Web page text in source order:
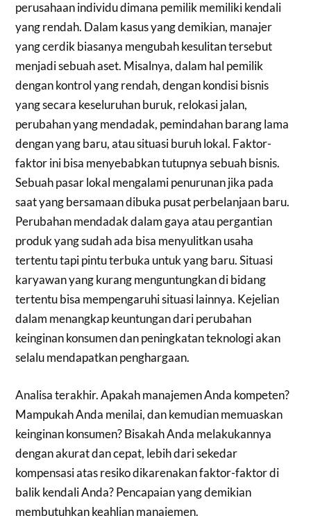
perusahaan individu dimana pemilik memiliki kendali
yang rendah. Dalam kasus yang demikian, manajer
yang cerdik biasanya mengubah kesulitan tersebut
menjadi sebuah aset. Misalnya, dalam hal pemilik
dengan kontrol yang rendah, dengan kondisi bisnis
yang secara keseluruhan buruk, relokasi jalan,
perubahan yang mendadak, pemindahan barang lama
dengan yang baru, atau situasi buruh lokal. Faktor-
faktor ini bisa menyebabkan tutupnya sebuah bisnis.
Sebuah pasar lokal mengalami penurunan jika pada
saat yang bersamaan dibuka pusat perbelanjaan baru.
Perubahan mendadak dalam gaya atau pergantian
produk yang sudah ada bisa menyulitkan usaha
tertentu tapi pintu terbuka untuk yang baru. Situasi
karyawan yang kurang menguntungkan di bidang
tertentu bisa mempengaruhi situasi lainnya. Kejelian
dalam menangkap keuntungan dari perubahan
keinginan konsumen dan peningkatan teknologi akan
selalu mendapatkan penghargaan.
Analisa terakhir. Apakah manajemen Anda kompeten?
Mampukah Anda menilai, dan kemudian memuaskan
keinginan konsumen? Bisakah Anda melakukannya
dengan akurat dan cepat, lebih dari sekedar
kompensasi atas resiko dikarenakan faktor-faktor di
balik kendali Anda? Pencapaian yang demikian
membutuhkan keahlian manajemen.